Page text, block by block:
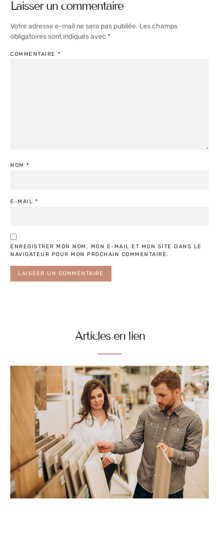
Laisser un commentaire
Votre adresse e-mail ne sera pas publiée. Les champs
obligatoires sont indiqués avec *
COMMENTAIRE *
NOM *
E-MAIL *
ENREGISTRER MON NOM, MON E-MAIL ET MON SITE DANS LE
NAVIGATEUR POUR MON PROCHAIN COMMENTAIRE.
Articles en lien